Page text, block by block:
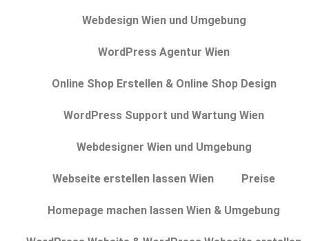
Webdesign Wien und Umgebung
WordPress Agentur Wien
Online Shop Erstellen & Online Shop Design
WordPress Support und Wartung Wien
Webdesigner Wien und Umgebung
Webseite erstellen lassen Wien Preise
Homepage machen lassen Wien & Umgebung